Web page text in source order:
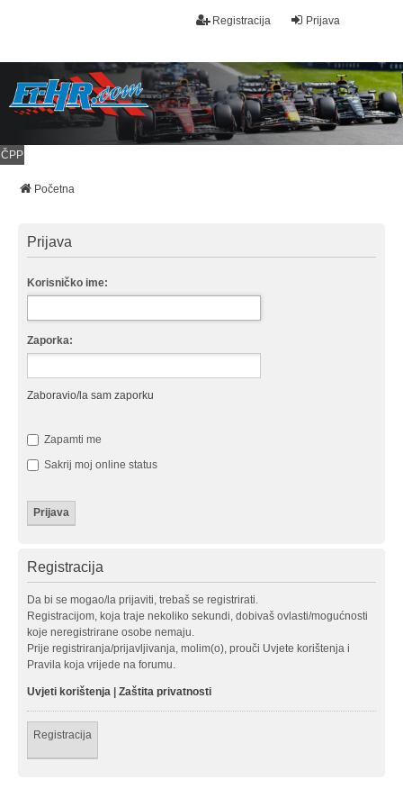
Prijava
Registracija
ČPP
Početna
Prijava
Korisničko ime:
Zaporka:
Zaboravio/la sam zaporku
Zapamti me
Sakrij moj online status
Registracija
Da bi se mogao/la prijaviti, trebaš se registrirati.
Registracijom, koja traje nekoliko sekundi, dobivaš ovlasti/mogućnosti
koje neregistrirane osobe nemaju.
Prije registriranja/prijavljivanja, molim(o), prouči Uvjete korištenja i
Pravila koja vrijede na forumu.
Uvjeti korištenja | Zaštita privatnosti
Registracija